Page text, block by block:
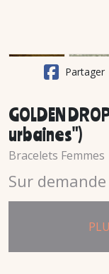
Partager
GOLDEN
urbaines")
Bracelets Femmes
Sur demande